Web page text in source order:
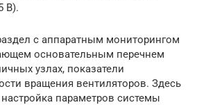
В).
с аппаратным мониторингом
основательным перечнем
узлах, показатели
вращения вентиляторов. Здесь
параметров системы